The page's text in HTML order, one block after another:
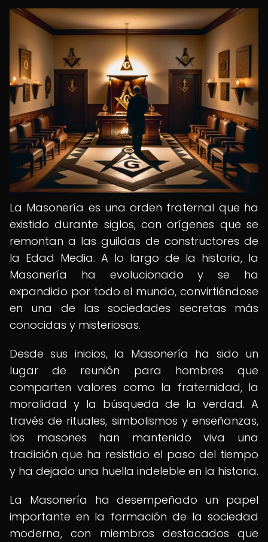
La Masonería es una orden fraternal que ha
existido durante siglos, con orígenes que se
remontan a las guildas de constructores de
la Edad Media. A lo largo de la historia, la
Masonería ha evolucionado y se ha
expandido por todo el mundo, convirtiéndose
en una de las sociedades secretas más
conocidas y misteriosas.
Desde sus inicios, la Masonería ha sido un
lugar de reunión para hombres que
comparten valores como la fraternidad, la
moralidad y la búsqueda de la verdad. A
través de rituales, simbolismos y enseñanzas,
los masones han mantenido viva una
tradición que ha resistido el paso del tiempo
y ha dejado una huella indeleble en la historia.
La Masonería ha desempeñado un papel
importante en la formación de la sociedad
moderna, con miembros destacados que